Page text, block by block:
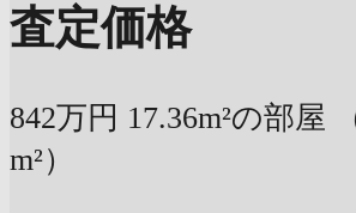
査定価格
842万円 17.36m²の部屋
m²）